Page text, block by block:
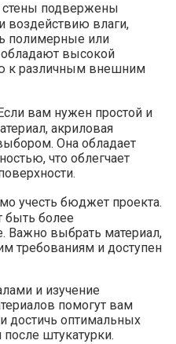
стены подвержены
воздействию влаги,
полимерные или
высокой
к различным внешним
вам нужен простой и
акриловая
Она обладает
что облегчает
учесть бюджет проекта.​
быть более
Важно выбрать материал,
требованиям и доступен
и изучение
помогут вам
достичь оптимальных
штукатурки.​